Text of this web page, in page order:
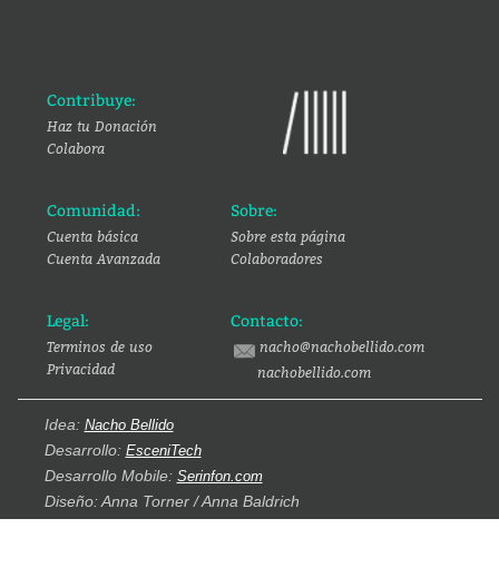
Contribuye:
Haz tu Donación
Colabora
Comunidad:
Cuenta básica
Cuenta Avanzada
Sobre:
Sobre esta página
Colaboradores
Legal:
Terminos de uso
Privacidad
Contacto:
nacho@nachobellido.com
nachobellido.com
Idea: Nacho Bellido
Desarrollo: EsceniTech
Desarrollo Mobile: Serinfon.com
Diseño: Anna Torner / Anna Baldrich